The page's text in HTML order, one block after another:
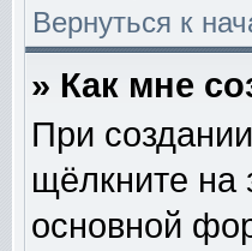
Вернуться к
» Как мне
При
щёлкните на
основной